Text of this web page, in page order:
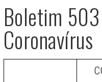
Boletim
Coronavírus